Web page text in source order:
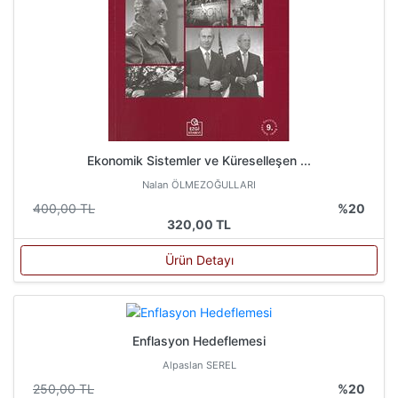
Ekonomik Sistemler ve Küreselleşen ...
Nalan ÖLMEZOĞULLARI
400,00 TL
%20
320,00 TL
Ürün Detayı
Enflasyon Hedeflemesi
Alpaslan SEREL
250,00 TL
%20